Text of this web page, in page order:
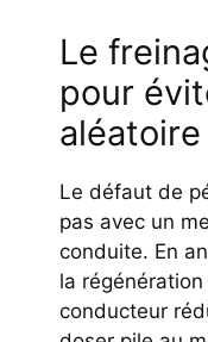
Le
pour
aléatoire
Le défaut de
pas avec un
conduite. En
la
conducteur